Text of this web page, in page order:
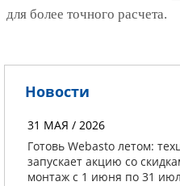
для более точного расчета.
Новости
31 МАЯ / 2026
Готовь Webasto летом:
запускает акцию со
монтаж с 1 июня по 31